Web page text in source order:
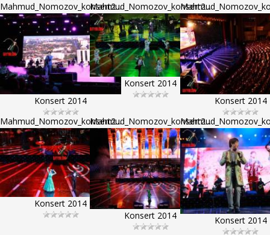
Mahmud_Nomozov_konsert2...
Konsert 2014
Mahmud_Nomozov_konsert2...
Konsert 2014
Konsert 2014
Mahmud_Nomozov_konsert2...
Konsert 2014
Mahmud_Nomozov_konsert2...
Konsert 2014
Konsert 2014